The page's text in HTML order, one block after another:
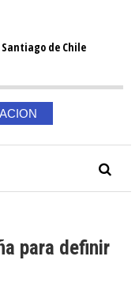
Santiago de Chile
para definir